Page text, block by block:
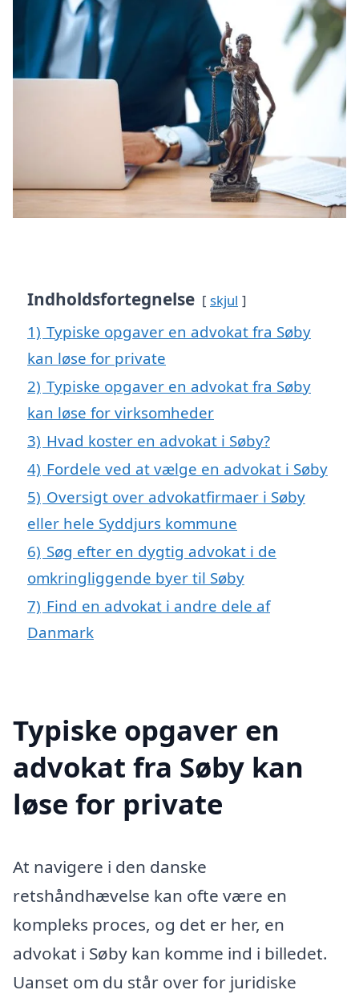
Indholdsfortegnelse skjul
1) Typiske opgaver en advokat fra Søby
kan løse for private
2) Typiske opgaver en advokat fra Søby
kan løse for virksomheder
3) Hvad koster en advokat i Søby?
4) Fordele ved at vælge en advokat i Søby
5) Oversigt over advokatfirmaer i Søby
eller hele Syddjurs kommune
6) Søg efter en dygtig advokat i de
omkringliggende byer til Søby
7) Find en advokat i andre dele af
Danmark
Typiske opgaver en
advokat fra Søby kan
løse for private
At navigere i den danske
retshåndhævelse kan ofte være en
kompleks proces, og det er her, en
advokat i Søby kan komme ind i billedet.
Uanset om du står over for juridiske